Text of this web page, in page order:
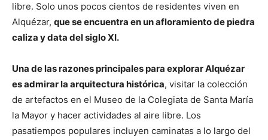
libre. Solo unos pocos cientos de residentes viven en
Alquézar, que se encuentra en un afloramiento de piedra
caliza y data del siglo XI.
Una de las razones principales para explorar Alquézar
es admirar la arquitectura histórica, visitar la colección
de artefactos en el Museo de la Colegiata de Santa María
la Mayor y hacer actividades al aire libre. Los
pasatiempos populares incluyen caminatas a lo largo del